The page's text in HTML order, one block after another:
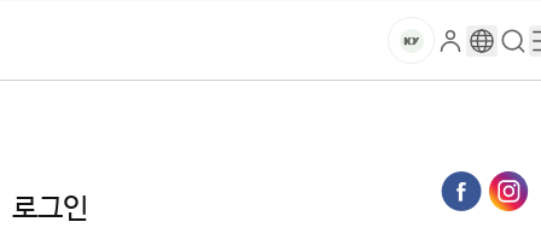
건
대
마
로
그
구
글
검
색
메로그인